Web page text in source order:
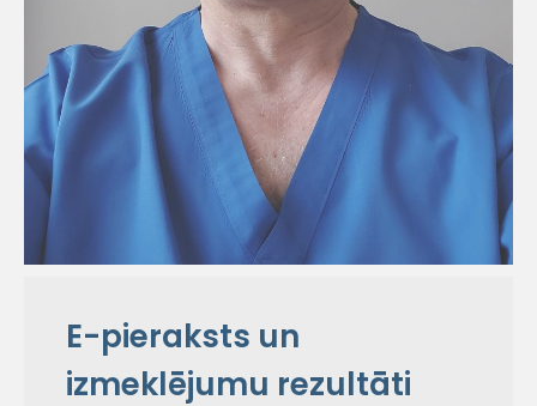
E-pieraksts un
izmeklējumu rezultāti